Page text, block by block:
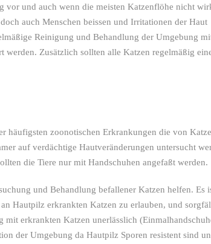
vor und auch wenn die meisten Katzenflöhe nicht
auch Menschen beissen und Irritationen der Haut
Reinigung und Behandlung der Umgebung
werden. Zusätzlich sollten alle Katzen regelmäßig
häufigsten zoonotischen Erkrankungen die von
auf verdächtige Hautveränderungen untersucht
die Tiere nur mit Handschuhen angefaßt werden.
und Behandlung befallener Katzen helfen. Es
Hautpilz erkrankten Katzen zu erlauben, und
mit erkrankten Katzen unerlässlich
der Umgebung da Hautpilz Sporen resistent sind